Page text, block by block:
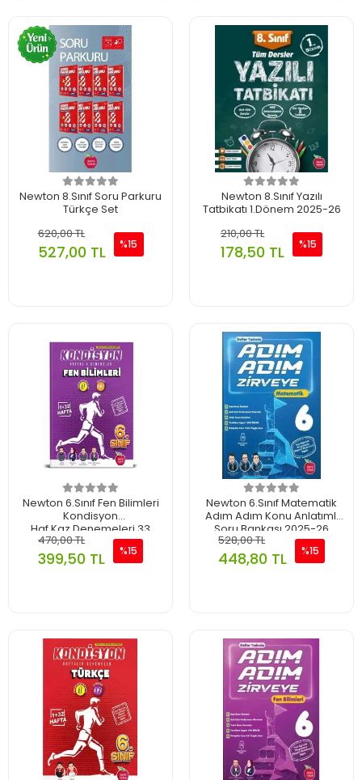
Newton 8.Sınıf Soru Parkuru
Türkçe Set
620,00 TL
527,00 TL %15
Newton 8.Sınıf Yazılı
Tatbikatı 1.Dönem 2025-26
210,00 TL
178,50 TL %15
Newton 6.Sınıf Fen Bilimleri
Kondisyon
Haf.Kaz.Denemeleri 33
Hafta 2025-26
470,00 TL
399,50 TL %15
Newton 6.Sınıf Matematik
Adım Adım Konu Anlatımlı
Soru Bankası 2025-26
528,00 TL
448,80 TL %15